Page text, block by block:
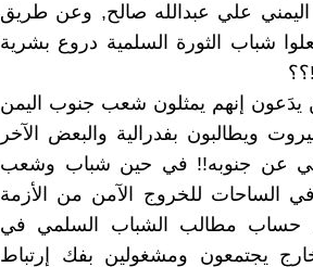
علي عبدالله صالح, وعن طريق
شباب الثورة السلمية دروع بشرية
إنهم يمثلون شعب جنوب اليمن
ويطالبون بفدرالية والبعض الآخر
عن جنوبه!! في حين شباب وشعب
الساحات للخروج الآمن من الأزمة
حساب مطالب الشباب السلمي في
يجتمعون ومشغولين بفك إرتباط